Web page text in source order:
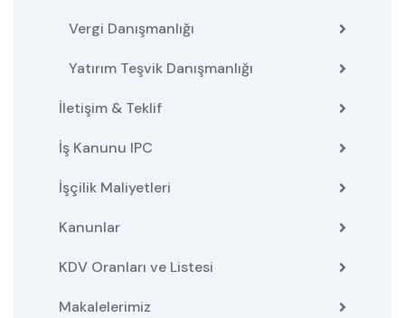
Vergi Danışmanlığı
Yatırım Teşvik Danışmanlığı
İletişim & Teklif
İş Kanunu IPC
İşçilik Maliyetleri
Kanunlar
KDV Oranları ve Listesi
Makalelerimiz